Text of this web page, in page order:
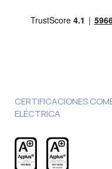
CERTIFICACIONES
ELÉCTRICA